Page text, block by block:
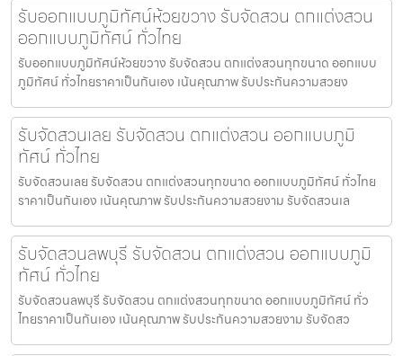
รับออกแบบภูมิทัศน์ห้วยขวาง รับจัดสวน ตกแต่งสวน
ออกแบบภูมิทัศน์ ทั่วไทย
รับออกแบบภูมิทัศน์ห้วยขวาง รับจัดสวน ตกแต่งสวนทุกขนาด ออกแบบ
ภูมิทัศน์ ทั่วไทยราคาเป็นกันเอง เน้นคุณภาพ รับประกันความสวยง
รับจัดสวนเลย รับจัดสวน ตกแต่งสวน ออกแบบภูมิ
ทัศน์ ทั่วไทย
รับจัดสวนเลย รับจัดสวน ตกแต่งสวนทุกขนาด ออกแบบภูมิทัศน์ ทั่วไทย
ราคาเป็นกันเอง เน้นคุณภาพ รับประกันความสวยงาม รับจัดสวนเล
รับจัดสวนลพบุรี รับจัดสวน ตกแต่งสวน ออกแบบภูมิ
ทัศน์ ทั่วไทย
รับจัดสวนลพบุรี รับจัดสวน ตกแต่งสวนทุกขนาด ออกแบบภูมิทัศน์ ทั่ว
ไทยราคาเป็นกันเอง เน้นคุณภาพ รับประกันความสวยงาม รับจัดสว